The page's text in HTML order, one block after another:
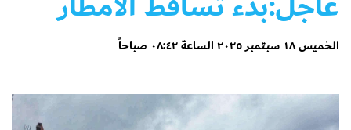
الخميس ١٨ سبتمبر ٢٠٢٥ الساعة ٠٨:٤٢ صباحاً